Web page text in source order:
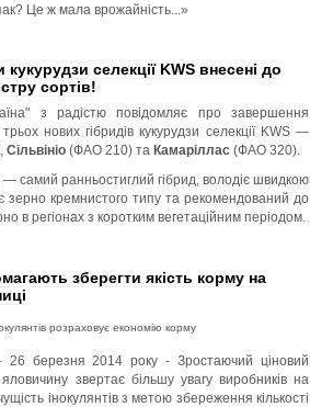
Це ж мала врожайність...»
кукурудзи селекції KWS внесені до
сортів!
з радістю повідомляє про завершення
нових гібридів кукурудзи селекції KWS —
Сільвініо (ФАО 210) та Камаріллас (ФАО 320).
самий ранньостиглий гібрид, володіє швидкою
зерно кремнистого типу та рекомендований до
в регіонах з коротким вегетаційним періодом.
зберегти якість корму на
розраховує економію корму
березня 2014 року - Зростаючий ціновий
звертає більшу увагу виробників на
інокулянтів з метою збереження кількості